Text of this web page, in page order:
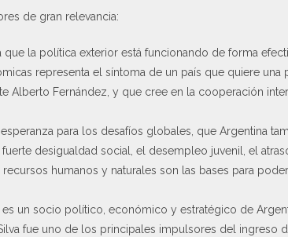
de gran relevancia:
que la política exterior está funcionando de forma
representa el síntoma de un país que quiere una
Alberto Fernández, y que cree en la cooperación
para los desafíos globales, que Argentina
desigualdad social, el desempleo juvenil, el
humanos y naturales son las bases para
es un socio político, económico y estratégico de
fue uno de los principales impulsores del ingreso